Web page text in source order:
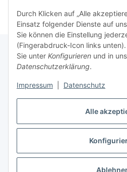
Alle
Durch Klicken auf „Alle
Einsatz folgender Dienste auf
Sie können die Einstellung
(Fingerabdruck-Icon links
Sie unter Konfigurieren und in
Datenschutzerklärung.
Impressum Datenschutz
Gesetzliche Informationen
Vertrag